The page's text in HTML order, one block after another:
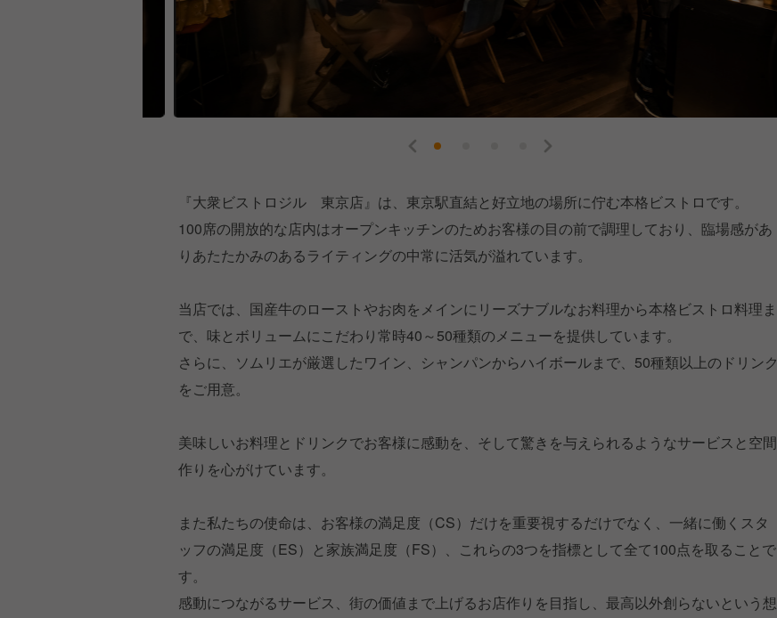
『大衆ビストロジル 東京店』は、東京駅直結と好立地の場所に佇む本格ビストロです。
100席の開放的な店内はオープンキッチンのためお客様の目の前で調理しており、臨場感があ
りあたたかみのあるライティングの中常に活気が溢れています。
当店では、国産牛のローストやお肉をメインにリーズナブルなお料理から本格ビストロ料理ま
で、味とボリュームにこだわり常時40～50種類のメニューを提供しています。
さらに、ソムリエが厳選したワイン、シャンパンからハイボールまで、50種類以上のドリンク
をご用意。
美味しいお料理とドリンクでお客様に感動を、そして驚きを与えられるようなサービスと空間
作りを心がけています。
また私たちの使命は、お客様の満足度（CS）だけを重要視するだけでなく、一緒に働くスタ
ッフの満足度（ES）と家族満足度（FS）、これらの3つを指標として全て100点を取ることで
す。
感動につながるサービス、街の価値まで上げるお店作りを目指し、最高以外創らないという想